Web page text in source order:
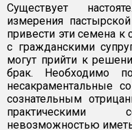
Существует
измерения
привести эти семена
с гражданскими
могут прийти к
брак. Необходимо
несакраментальные
сознательным
практическими
невозможностью